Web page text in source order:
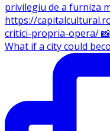
What if a city could